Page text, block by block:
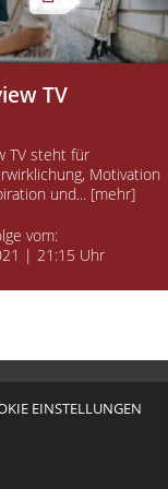
TV
TV steht für
Motivation
und... [mehr]
vom:
| 21:15 Uhr
EINSTELLUNGEN